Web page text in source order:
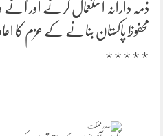
ذمہ دارانہ استعمال کرنے اور
محفوظ پاکستان بنانے کے عزم کا
٭٭٭٭٭